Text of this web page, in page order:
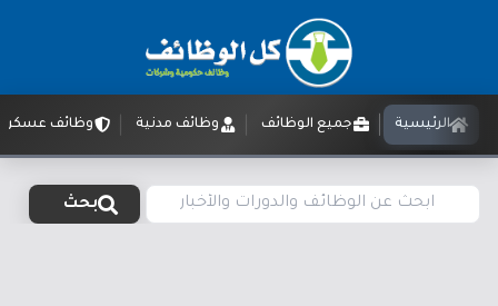
الرئيسية جميع الوظائف وظائف مدنية وظائف
بحث